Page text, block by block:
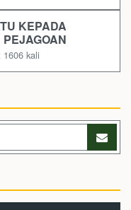
KEPADA
PEJAGOAN
kali